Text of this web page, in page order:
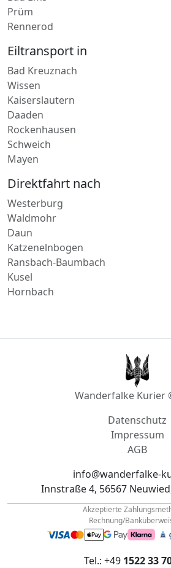
Prüm
Rennerod
Eiltransport in
Bad Kreuznach
Wissen
Kaiserslautern
Daaden
Rockenhausen
Schweich
Mayen
Direktfahrt nach
Westerburg
Waldmohr
Daun
Katzenelnbogen
Ransbach-Baumbach
Kusel
Hornbach
Wanderfalke Kurier
Datenschutz
Impressum
AGB
info@wanderfalke-
Innstraße 4, 56567
Akzeptierte
Rechnung/
Tel.: +49 1522 33